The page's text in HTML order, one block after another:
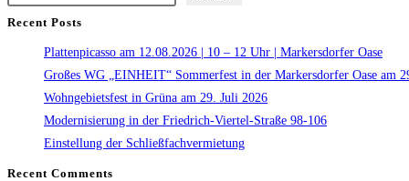
Recent Posts
Plattenpicasso am 12.08.2026 | 10 – 12 Uhr | Markersdorfer Oase
Großes WG „EINHEIT“ Sommerfest in der Markersdorfer Oase am
Wohngebietsfest in Grüna am 29. Juli 2026
Modernisierung in der Friedrich-Viertel-Straße 98-106
Einstellung der Schließfachvermietung
Recent Comments